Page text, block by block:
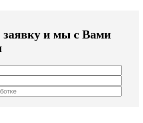
заявку и мы с Вами